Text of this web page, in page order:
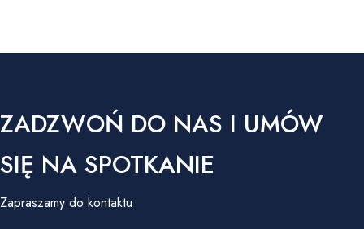
ZADZWOŃ DO NAS I UMÓW
SIĘ NA SPOTKANIE
Zapraszamy do kontaktu